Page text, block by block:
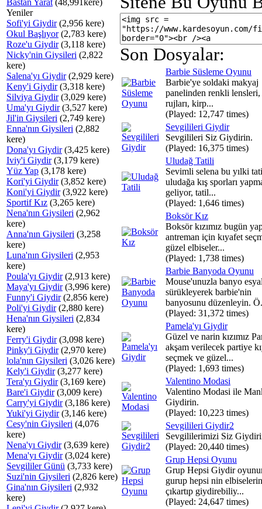
Bastan Yarat (48,991kere)
Yeniler
Sofi'yi Giydir(2,956 kere)
Okul Başlıyor(2,783 kere)
Roze'u Giydir(3,118 kere)
Nicky'nin Giysileri (2,822
kere)
Salena'yı Giydir(2,929 kere)
Keny'i Giydir(3,318 kere)
Silviya Giydir(3,029 kere)
Uma'yı Giydir(3,527 kere)
Jil'in Giysileri (2,749 kere)
Enna'nın Giysileri (2,882
kere)
Dona'yı Giydir(3,425 kere)
Iviy'i Giydir(3,179 kere)
Yüz Yap (3,178 kere)
Kori'yi Giydir(3,852 kere)
Koni'yi Giydir(3,922 kere)
Sportif Kız (3,265 kere)
Nena'nın Giysileri (2,962
kere)
Anna'nın Giysileri (3,258
kere)
Luna'nın Giysileri (2,953
kere)
Poula'yı Giydir(2,913 kere)
Maya'yı Giydir(3,996 kere)
Funny'i Giydir(2,856 kere)
Poli'yi Giydir(2,880 kere)
Hena'nın Giysileri (2,834
kere)
Ferry'i Giydir(3,098 kere)
Pinky'i Giydir(2,970 kere)
lola'nın Giysileri (3,026 kere)
Kely'i Giydir(3,277 kere)
Tera'yı Giydir(3,169 kere)
Bare'i Giydir(3,009 kere)
Carry'yi Giydir(3,186 kere)
Yuki'yi Giydir(3,146 kere)
Cesy'nin Giysileri (4,076
kere)
Nena'yı Giydir(3,639 kere)
Mena'yı Giydir(3,024 kere)
Sevgililer Günü (3,733 kere)
Suzi'nin Giysileri (2,826 kere)
Gina'nın Giysileri (2,932
kere)
Son Dosyalar:
Barbie Süsleme Oyunu
Barbie'ye soldaki makyaj
panelinden renkli lensleri,
rujları, kirp...
(Played: 12,747 times)
Sevgilileri Giydir
Sevgilileri Siz Giydirin.
(Played: 16,375 times)
Uludağ Tatili
Sevimli selena bu yılki
uludağa kış sporları
geliyor, tatil...
(Played: 1,646 times)
Boksör Kız
Boksör kızımız bugün
antreman için kıyafet
güzel elbiseler...
(Played: 1,738 times)
Barbie Banyoda Oyunu
Mouse'unuzla banyo
sürükleyerek barbie'nin
banyosunu düzenleyin.
(Played: 31,372 times)
Pamela'yı Giydir
Güzel ve narin kızımız
akşam verilecek partiye
seçmek ve güzel...
(Played: 1,693 times)
Valentino Modasi
Valentino Modasi ile
Giydirin.
(Played: 10,223 times)
Sevgilileri Giydir2
Sevgililerimizi Siz
(Played: 20,440 times)
Grup Hepsi Oyunu
Grup Hepsi Giydir
gurup hepsi nin
çıkartıp giydirebiliy...
(Played: 24,647 times)